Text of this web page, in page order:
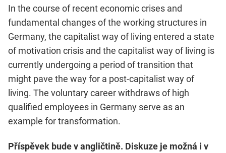
In the course of recent economic crises and
fundamental changes of the working structures in
Germany, the capitalist way of living entered a state
of motivation crisis and the capitalist way of living is
currently undergoing a period of transition that
might pave the way for a post-capitalist way of
living. The voluntary career withdraws of high
qualified employees in Germany serve as an
example for transformation.
Příspěvek bude v angličtině. Diskuze je možná i v